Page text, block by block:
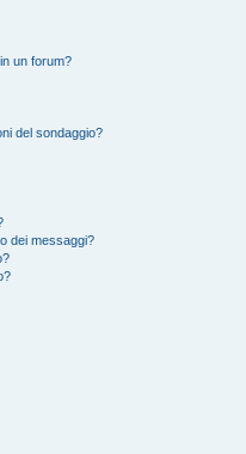
un forum?
del sondaggio?
dei messaggi?